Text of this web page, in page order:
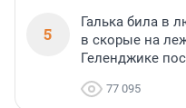
5
Галька била в
в скорые на
Геленджике
77 095